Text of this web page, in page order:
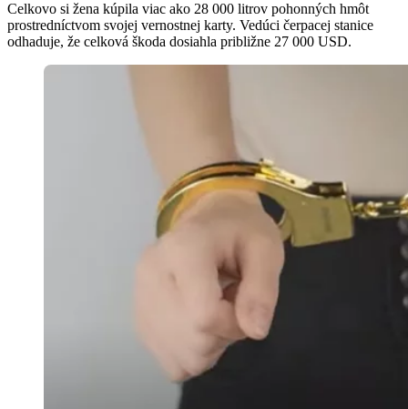
Celkovo si žena kúpila viac ako 28 000 litrov pohonných hmôt
prostredníctvom svojej vernostnej karty. Vedúci čerpacej stanice
odhaduje, že celková škoda dosiahla približne 27 000 USD.